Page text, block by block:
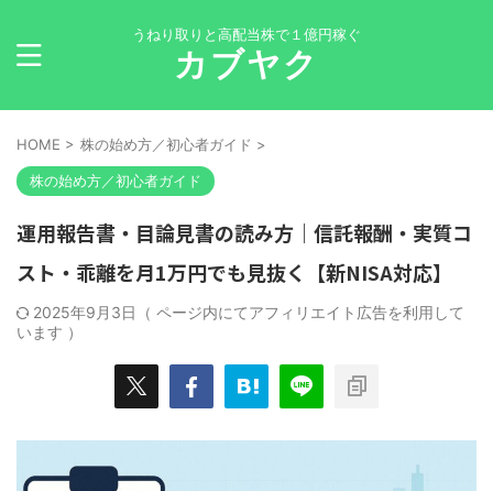
うねり取りと高配当株で１億円稼ぐ
カブヤク
HOME > 株の始め方／初心者ガイド >
株の始め方／初心者ガイド
運用報告書・目論見書の読み方｜信託報酬・実質コ
スト・乖離を月1万円でも見抜く【新NISA対応】
2025年9月3日